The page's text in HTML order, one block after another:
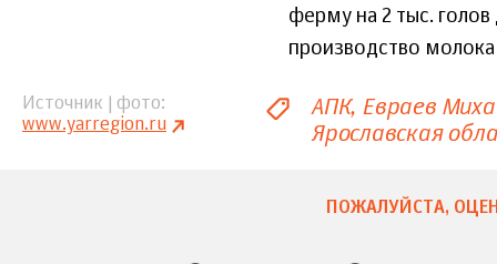
ферму на 2 тыс.
производство молока
Источник | фото
www.yarregion.ru
АПК Евраев
Ярославская
ПОЖАЛУЙСТА,